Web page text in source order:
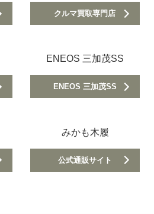
クルマ買取専門店
ENEOS 三加茂SS
ENEOS 三加茂SS
みかも木履
公式通販サイト